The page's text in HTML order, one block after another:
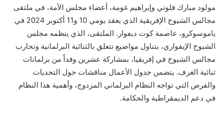
مولود مبارك فلوتي وإبراهيم غومة، أعضاء مجلس الأمة، في ملتقى
مجالس الشيوخ الإفريقية الذي يعقد يومي 10 و11 أكتوبر 2024 في
ياموسوكرو، عاصمة كوت ديفوار. الملتقى، الذي ينظمه مجلس
الشيوخ الإيفواري، يتناول مواضيع تتعلق بالثنائية البرلمانية وتجارب
مجالس الشيوخ في إفريقيا، بمشاركة عشرين وفداً من برلمانات
ثنائية الغرف. يتضمن جدول الأعمال مناقشات حول التحديات
والفرص التي تواجه النظام البرلماني المزدوج، وأهمية هذا النظام
في دعم الديمقراطية والحكامة.